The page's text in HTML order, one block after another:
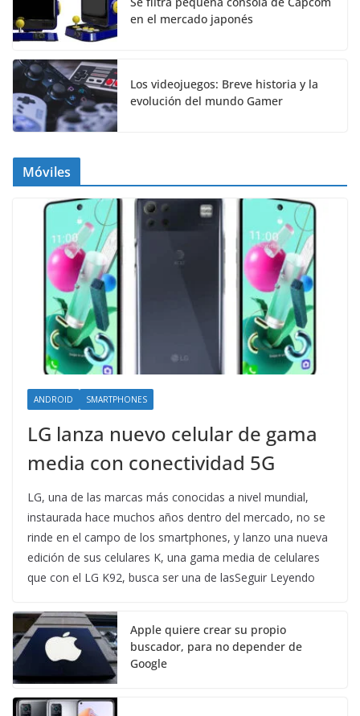
en el mercado japonés
Los videojuegos: Breve historia y la
evolución del mundo Gamer
Móviles
ANDROID SMARTPHONES
LG lanza nuevo celular de gama
media con conectividad 5G
LG, una de las marcas más conocidas a nivel mundial,
instaurada hace muchos años dentro del mercado, no se
rinde en el campo de los smartphones, y lanzo una nueva
edición de sus celulares K, una gama media de celulares
que con el LG K92, busca ser una de lasSeguir Leyendo
Apple quiere crear su propio
buscador, para no depender de
Google